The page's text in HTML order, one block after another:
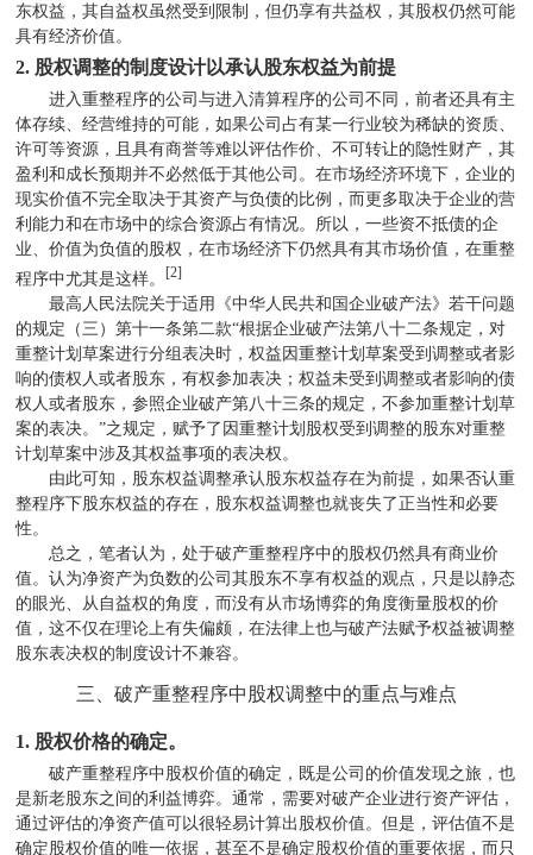
东权益，其自益权虽然受到限制，但仍享有共益权，其股权仍然可能
具有经济价值。
2. 股权调整的制度设计以承认股东权益为前提
进入重整程序的公司与进入清算程序的公司不同，前者还具有主
体存续、经营维持的可能，如果公司占有某一行业较为稀缺的资质、
许可等资源，且具有商誉等难以评估作价、不可转让的隐性财产，其
盈利和成长预期并不必然低于其他公司。在市场经济环境下，企业的
现实价值不完全取决于其资产与负债的比例，而更多取决于企业的营
利能力和在市场中的综合资源占有情况。所以，一些资不抵债的企
业、价值为负值的股权，在市场经济下仍然具有其市场价值，在重整
程序中尤其是这样。
[2]
最高人民法院关于适用《中华人民共和国企业破产法》若干问题
的规定（三）第十一条第二款“根据企业破产法第八十二条规定，对
重整计划草案进行分组表决时，权益因重整计划草案受到调整或者影
响的债权人或者股东，有权参加表决；权益未受到调整或者影响的债
权人或者股东，参照企业破产第八十三条的规定，不参加重整计划草
案的表决。”之规定，赋予了因重整计划股权受到调整的股东对重整
计划草案中涉及其权益事项的表决权。
由此可知，股东权益调整承认股东权益存在为前提，如果否认重
整程序下股东权益的存在，股东权益调整也就丧失了正当性和必要
性。
总之，笔者认为，处于破产重整程序中的股权仍然具有商业价
值。认为净资产为负数的公司其股东不享有权益的观点，只是以静态
的眼光、从自益权的角度，而没有从市场博弈的角度衡量股权的价
值，这不仅在理论上有失偏颇，在法律上也与破产法赋予权益被调整
股东表决权的制度设计不兼容。
三、破产重整程序中股权调整中的重点与难点
1. 股权价格的确定。
破产重整程序中股权价值的确定，既是公司的价值发现之旅，也
是新老股东之间的利益博弈。通常，需要对破产企业进行资产评估，
通过评估的净资产值可以很轻易计算出股权价值。但是，评估值不是
确定股权价值的唯一依据，甚至不是确定股权价值的重要依据，而只